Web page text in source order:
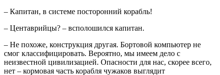
– Капитан, в системе посторонний корабль!
– Центаврийцы? – всполошился капитан.
– Не похоже, конструкция другая. Бортовой компьютер не
смог классифицировать. Вероятно, мы имеем дело с
неизвестной цивилизацией. Опасности для нас, скорее всего,
нет – кормовая часть корабля чужаков выглядит